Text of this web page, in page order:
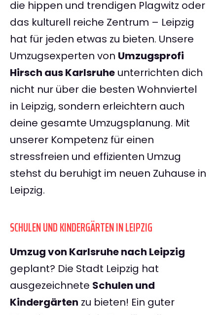
die hippen und trendigen Plagwitz oder
das kulturell reiche Zentrum – Leipzig
hat für jeden etwas zu bieten. Unsere
Umzugsexperten von Umzugsprofi
Hirsch aus Karlsruhe unterrichten dich
nicht nur über die besten Wohnviertel
in Leipzig, sondern erleichtern auch
deine gesamte Umzugsplanung. Mit
unserer Kompetenz für einen
stressfreien und effizienten Umzug
stehst du beruhigt im neuen Zuhause in
Leipzig.
SCHULEN UND KINDERGÄRTEN IN LEIPZIG
Umzug von Karlsruhe nach Leipzig
geplant? Die Stadt Leipzig hat
ausgezeichnete Schulen und
Kindergärten zu bieten! Ein guter